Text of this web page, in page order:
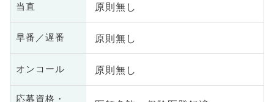
当直 原則無し
早番／遅番 原則無し
オンコール 原則無し
応募資格・